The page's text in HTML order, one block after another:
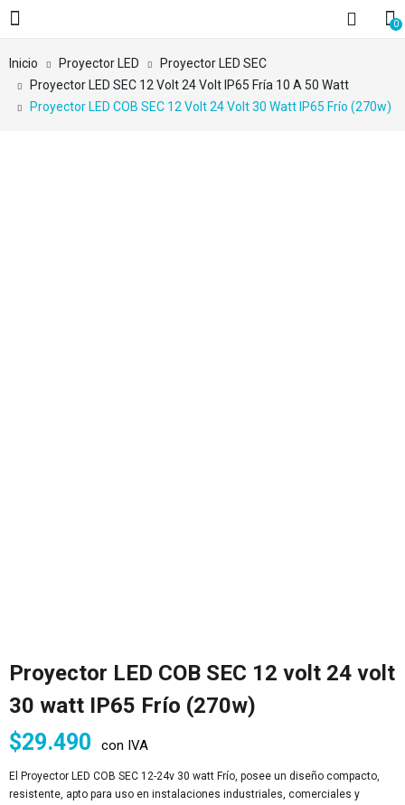
0
Inicio Proyector LED
Proyector LED SEC
Proyector LED SEC 12 Volt 24 Volt IP65 Fría 10 A 50 Watt
Proyector LED COB SEC 12 Volt 24 Volt 30 Watt IP65 Frío (270w)
Proyector LED COB SEC 12 volt 24 volt
30 watt IP65 Frío (270w)
$29.490 con IVA
El Proyector LED COB SEC 12-24v 30 watt Frío, posee un diseño compacto,
resistente, apto para uso en instalaciones industriales, comerciales y